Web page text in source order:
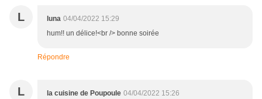
L luna 04/04/2022 15:29
hum!! un délice!<br /> bonne soirée
Répondre
L la cuisine de Poupoule 04/04/2022 15:26